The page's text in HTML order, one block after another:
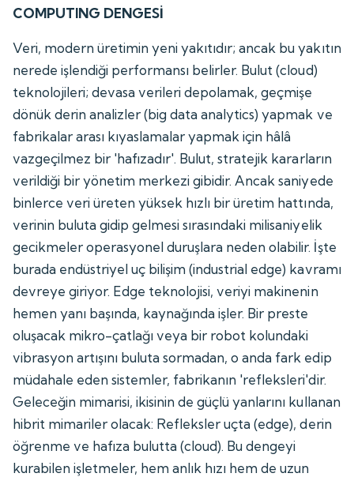
COMPUTING DENGESİ
Veri, modern üretimin yeni yakıtıdır; ancak bu yakıtın
nerede işlendiği performansı belirler. Bulut (cloud)
teknolojileri; devasa verileri depolamak, geçmişe
dönük derin analizler (big data analytics) yapmak ve
fabrikalar arası kıyaslamalar yapmak için hâlâ
vazgeçilmez bir 'hafızadır'. Bulut, stratejik kararların
verildiği bir yönetim merkezi gibidir. Ancak saniyede
binlerce veri üreten yüksek hızlı bir üretim hattında,
verinin buluta gidip gelmesi sırasındaki milisaniyelik
gecikmeler operasyonel duruşlara neden olabilir. İşte
burada endüstriyel uç bilişim (industrial edge) kavramı
devreye giriyor. Edge teknolojisi, veriyi makinenin
hemen yanı başında, kaynağında işler. Bir preste
oluşacak mikro-çatlağı veya bir robot kolundaki
vibrasyon artışını buluta sormadan, o anda fark edip
müdahale eden sistemler, fabrikanın 'refleksleri'dir.
Geleceğin mimarisi, ikisinin de güçlü yanlarını kullanan
hibrit mimariler olacak: Refleksler uçta (edge), derin
öğrenme ve hafıza bulutta (cloud). Bu dengeyi
kurabilen işletmeler, hem anlık hızı hem de uzun